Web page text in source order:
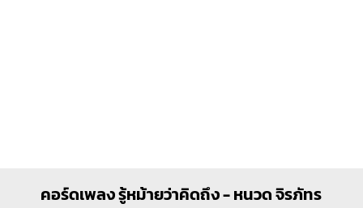
คอร์ดเพลง รู้หม้ายว่าคิดถึง - หนวด จิรภัทร